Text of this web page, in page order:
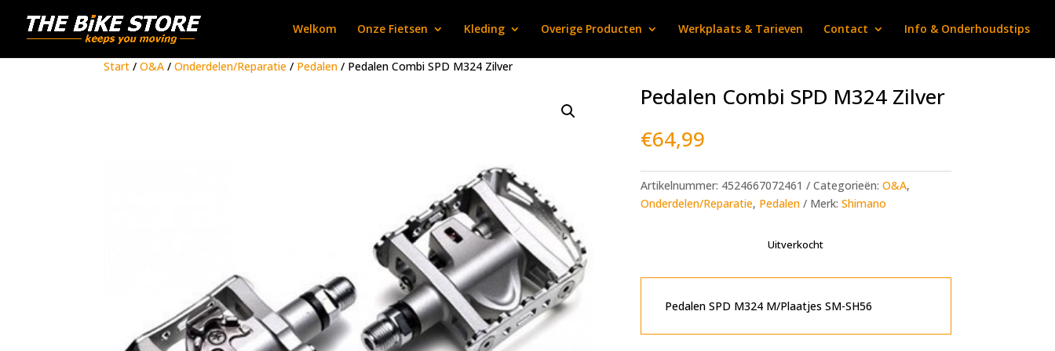
Welkom Onze Fietsen Kleding Overige Producten Werkplaats & Tarieven Contact Info & Onderhoudstips
Start/ O&A/ Onderdelen/Reparatie/ Pedalen/ Pedalen Combi SPD M324 Zilver
Pedalen Combi SPD M324 Zilver
€64,99
Artikelnummer: 4524667072461 Categorieën: O&A,
Onderdelen/Reparatie, Pedalen Merk: Shimano
Uitverkocht
Pedalen SPD M324 M/Plaatjes SM-SH56